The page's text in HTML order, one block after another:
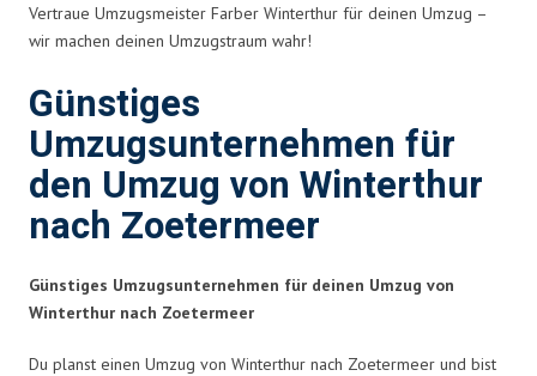
Vertraue Umzugsmeister Farber Winterthur für deinen Umzug –
wir machen deinen Umzugstraum wahr!
Günstiges
Umzugsunternehmen für
den Umzug von Winterthur
nach Zoetermeer
Günstiges Umzugsunternehmen für deinen Umzug von
Winterthur nach Zoetermeer
Du planst einen Umzug von Winterthur nach Zoetermeer und bist